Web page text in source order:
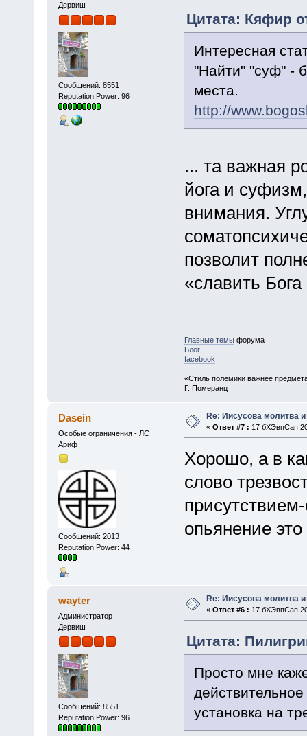
Дервиш
Сообщений: 8551
Reputation Power: 96
Цитата: Кяфир
Интересная
"Найти" "суф" -
места.
http://
... та важная
йога и
внимания.
позволит
«славить
Главные темыфорума
Блог
facebook
«Стиль полемики важнее
Г. Померанц
Dasein
Особые ограничения - ЛС
Ариф
Сообщений: 2013
Reputation Power: 44
Re: Иисусова молитва
« Ответ #7 : 17 бХЭвпСап
Хорошо, а в
слово
опьянение
wayter
Администратор
Дервиш
Сообщений: 8551
Reputation Power: 96
Re: Иисусова молитва
« Ответ #6 : 17 бХЭвпСап
Цитата:
Просто мне
установка на